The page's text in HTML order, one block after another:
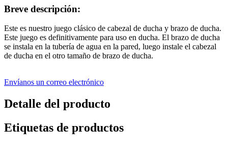
Breve descripción:
Este es nuestro juego clásico de cabezal de ducha y brazo de ducha.
Este juego es definitivamente para uso en ducha. El brazo de ducha
se instala en la tubería de agua en la pared, luego instale el cabezal
de ducha en el otro tamaño de brazo de ducha.
Envíanos un correo electrónico
Detalle del producto
Etiquetas de productos